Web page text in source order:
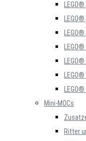
Mini-MOCs
Ritter